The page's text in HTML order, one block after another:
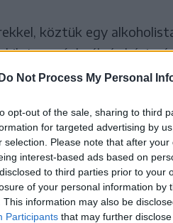
Do Not Process My Personal
opt-out of the sale, sharing to third
for targeted advertising by
selection. Please note that after
interest-based ads based on
to third parties prior to your
of your personal information by
This information may also be
Participants that may further
köztük egy
taposóaknák és
részeg, marxista
és a katasztrófa túlélői
viszonyrendszerek
változatát
és fehér bőrűek közötti
és középszerűvé
hatalmukkal, mint